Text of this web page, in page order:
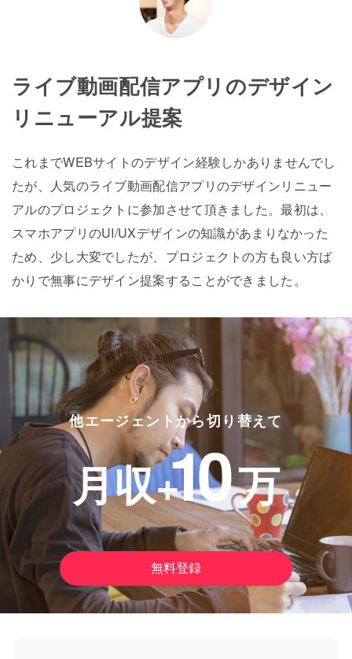
ライブ動画配信アプリのデザイン
リニューアル提案
これまでWEBサイトのデザイン経験しかありませんでし
たが、人気のライブ動画配信アプリのデザインリニュー
アルのプロジェクトに参加させて頂きました。最初は、
スマホアプリのUI/UXデザインの知識があまりなかった
ため、少し大変でしたが、プロジェクトの方も良い方ば
かりで無事にデザイン提案することができました。
他エージェントから切り替えて
月収+10 万
無料登録